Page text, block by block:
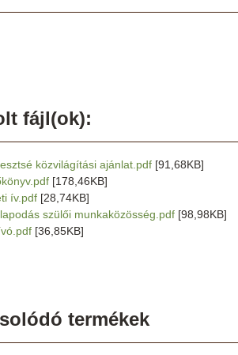
fájl(ok):
közvilágítási ajánlat.pdf [91,68KB]
[178,46KB]
ív.pdf [28,74KB]
szülői munkaközösség.pdf [98,98KB]
[36,85KB]
termékek